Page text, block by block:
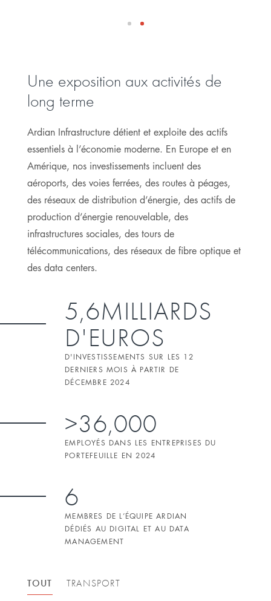
Une exposition aux activités de
long terme
Ardian Infrastructure détient et exploite des actifs
essentiels à l’économie moderne. En Europe et en
Amérique, nos investissements incluent des
aéroports, des voies ferrées, des routes à péages,
des réseaux de distribution d’énergie, des actifs de
production d’énergie renouvelable, des
infrastructures sociales, des tours de
télécommunications, des réseaux de fibre optique et
des data centers.
5,6MILLIARDS
D'EUROS
D'INVESTISSEMENTS SUR LES 12
DERNIERS MOIS À PARTIR DE
DÉCEMBRE 2024
>36,000
EMPLOYÉS DANS LES ENTREPRISES DU
PORTEFEUILLE EN 2024
6
MEMBRES DE L’ÉQUIPE ARDIAN
DÉDIÉS AU DIGITAL ET AU DATA
MANAGEMENT
TOUT TRANSPORT